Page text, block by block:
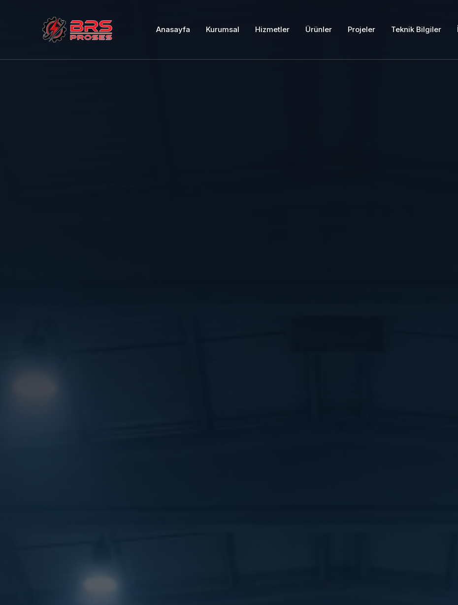
Anasayfa Kurumsal Hizmetler Ürünler Projeler Teknik Bilgiler